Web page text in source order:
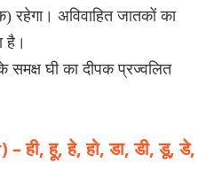
रहेगा। अविवाहित जातकों का
है।
समक्ष घी का दीपक प्रज्वलित
ही, हू, हे, हो, डा, डी, डू, डे,